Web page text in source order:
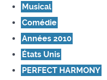
Musical
Comédie
Années 2010
États Unis
PERFECT HARMONY